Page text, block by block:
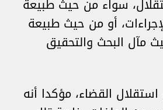
سواء من حيث طبيعة
أو من حيث طبيعة
مآل البحث والتحقيق
القضاء، مؤكدا أنه